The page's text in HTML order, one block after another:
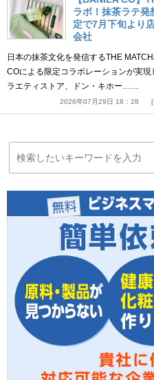
ラボ！抹茶ラテ発
定で7月下旬より
会社
日本の抹茶文化を発信するTHE
COによる限定コラボレーションが実
ラエティストア、ドン・キホー……
2026年07月29日 18：28